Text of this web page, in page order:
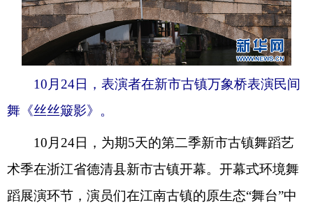
10月24日，表演者在新市古镇万象桥表演民间
舞《丝丝簸影》。
10月24日，为期5天的第二季新市古镇舞蹈艺
术季在浙江省德清县新市古镇开幕。开幕式环境舞
蹈展演环节，演员们在江南古镇的原生态“舞台”中